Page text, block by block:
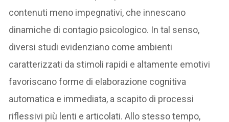
contenuti meno impegnativi, che innescano
dinamiche di contagio psicologico. In tal senso,
diversi studi evidenziano come ambienti
caratterizzati da stimoli rapidi e altamente emotivi
favoriscano forme di elaborazione cognitiva
automatica e immediata, a scapito di processi
riflessivi più lenti e articolati. Allo stesso tempo,